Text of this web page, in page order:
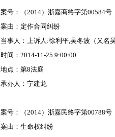
案号：（2014）浙嘉商终字第00584号
案由：定作合同纠纷
当事人：上诉人:徐利平,吴冬波（又名
时间：2014-11-25 9:00:00
地点：第8法庭
承办人：宁建龙
案号：（2014）浙嘉民终字第00788号
案由：生命权纠纷